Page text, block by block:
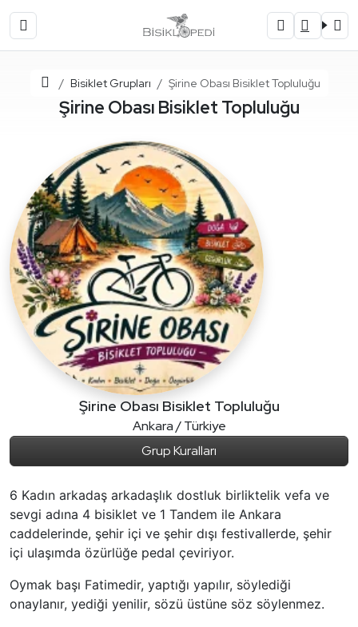
Ana SayfaBisiklet Grupları Şirine Obası Bisiklet Topluluğu
Şirine Obası Bisiklet Topluluğu
Şirine Obası Bisiklet Topluluğu
Ankara / Türkiye
Grup Kuralları
6 Kadın arkadaş arkadaşlık dostluk birliktelik vefa ve
sevgi adına 4 bisiklet ve 1 Tandem ile Ankara
caddelerinde, şehir içi ve şehir dışı festivallerde, şehir
içi ulaşımda özürlüğe pedal çeviriyor.
Oymak başı Fatimedir, yaptığı yapılır, söylediği
onaylanır, yediği yenilir, sözü üstüne söz söylenmez.